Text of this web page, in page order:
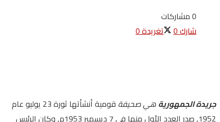
0 مشاركات
شارك0 تغريدة0
جريدة الجمهوريةهي صحيفة
قومية أنشأتها ثورة 23 يوليو عام
1952, صدر العدد الأول منها في 7 ديسمبر 1953م, وكان الرئيس